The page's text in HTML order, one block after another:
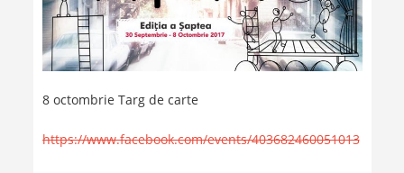
8 octombrie Targ de carte
https://www.facebook.com/events/403682460051013